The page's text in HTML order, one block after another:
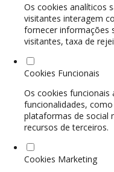
Os cookies analíticos
visitantes interagem
fornecer informações
visitantes, taxa de
Cookies Funcionais
Os cookies funcionais
funcionalidades,
plataformas de social
recursos de terceiros.
Cookies Marketing